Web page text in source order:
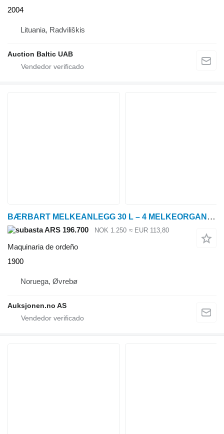
2004
Lituania, Radviliškis
Auction Baltic UAB
BÆRBART MELKEANLEGG 30 L – 4 MELKEORGANER
ARS 196.700 NOK 1.250 ≈ EUR 113,80
Maquinaria de ordeño
1900
Noruega, Øvrebø
Auksjonen.no AS